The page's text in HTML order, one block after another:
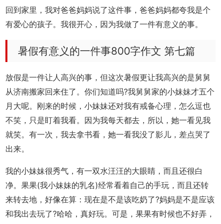
回到家里，我对爸爸妈妈说了这件事，爸爸妈妈都夸我是个
有爱心的孩子。我很开心，因为我做了一件有意义的事。
暑假有意义的一件事800字作文 第七篇
放假是一件让人高兴的事，但这次暑假更让我高兴的是舅舅
从济南搬家回来住了。你们知道吗?我舅舅家的小妹妹才五个
月大呢。刚来的时候，小妹妹还对我有戒备心理，怎么逗也
不笑，只是盯着我看。因为我每天都去，所以，她一看见我
就笑。有一次，我去拿书看，她一看我没了影儿，差点哭了
出来。
我的小妹妹很秀气，有一双水汪汪的大眼睛，而且还很白
净。果果(我小妹妹的乳名)经常看着自己的手玩，而且还转
来转去地，好像在算：现在是不是该吃奶了?妈妈是不是应该
和我出去玩了?哈哈，真好玩。可是，果果有时候也不好弄，